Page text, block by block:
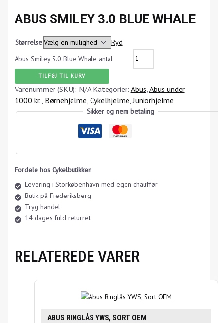
ABUS SMILEY 3.0 BLUE WHALE
Størrelse
Ryd
Abus Smiley 3.0 Blue Whale antal
TILFØJ TIL KURV
Varenummer (SKU): N/A Kategorier: Abus Abus under
1000 kr. Børnehjelme Cykelhjelme ,Juniorhjelme
Sikker og nem betaling
Fordele hos Cykelbutikken
Levering i Storkøbenhavn med egen chauffør
Butik på Frederiksberg
Tryg handel
14 dages fuld returret
RELATEREDE VARER
ABUS RINGLÅS YWS, SORT OEM